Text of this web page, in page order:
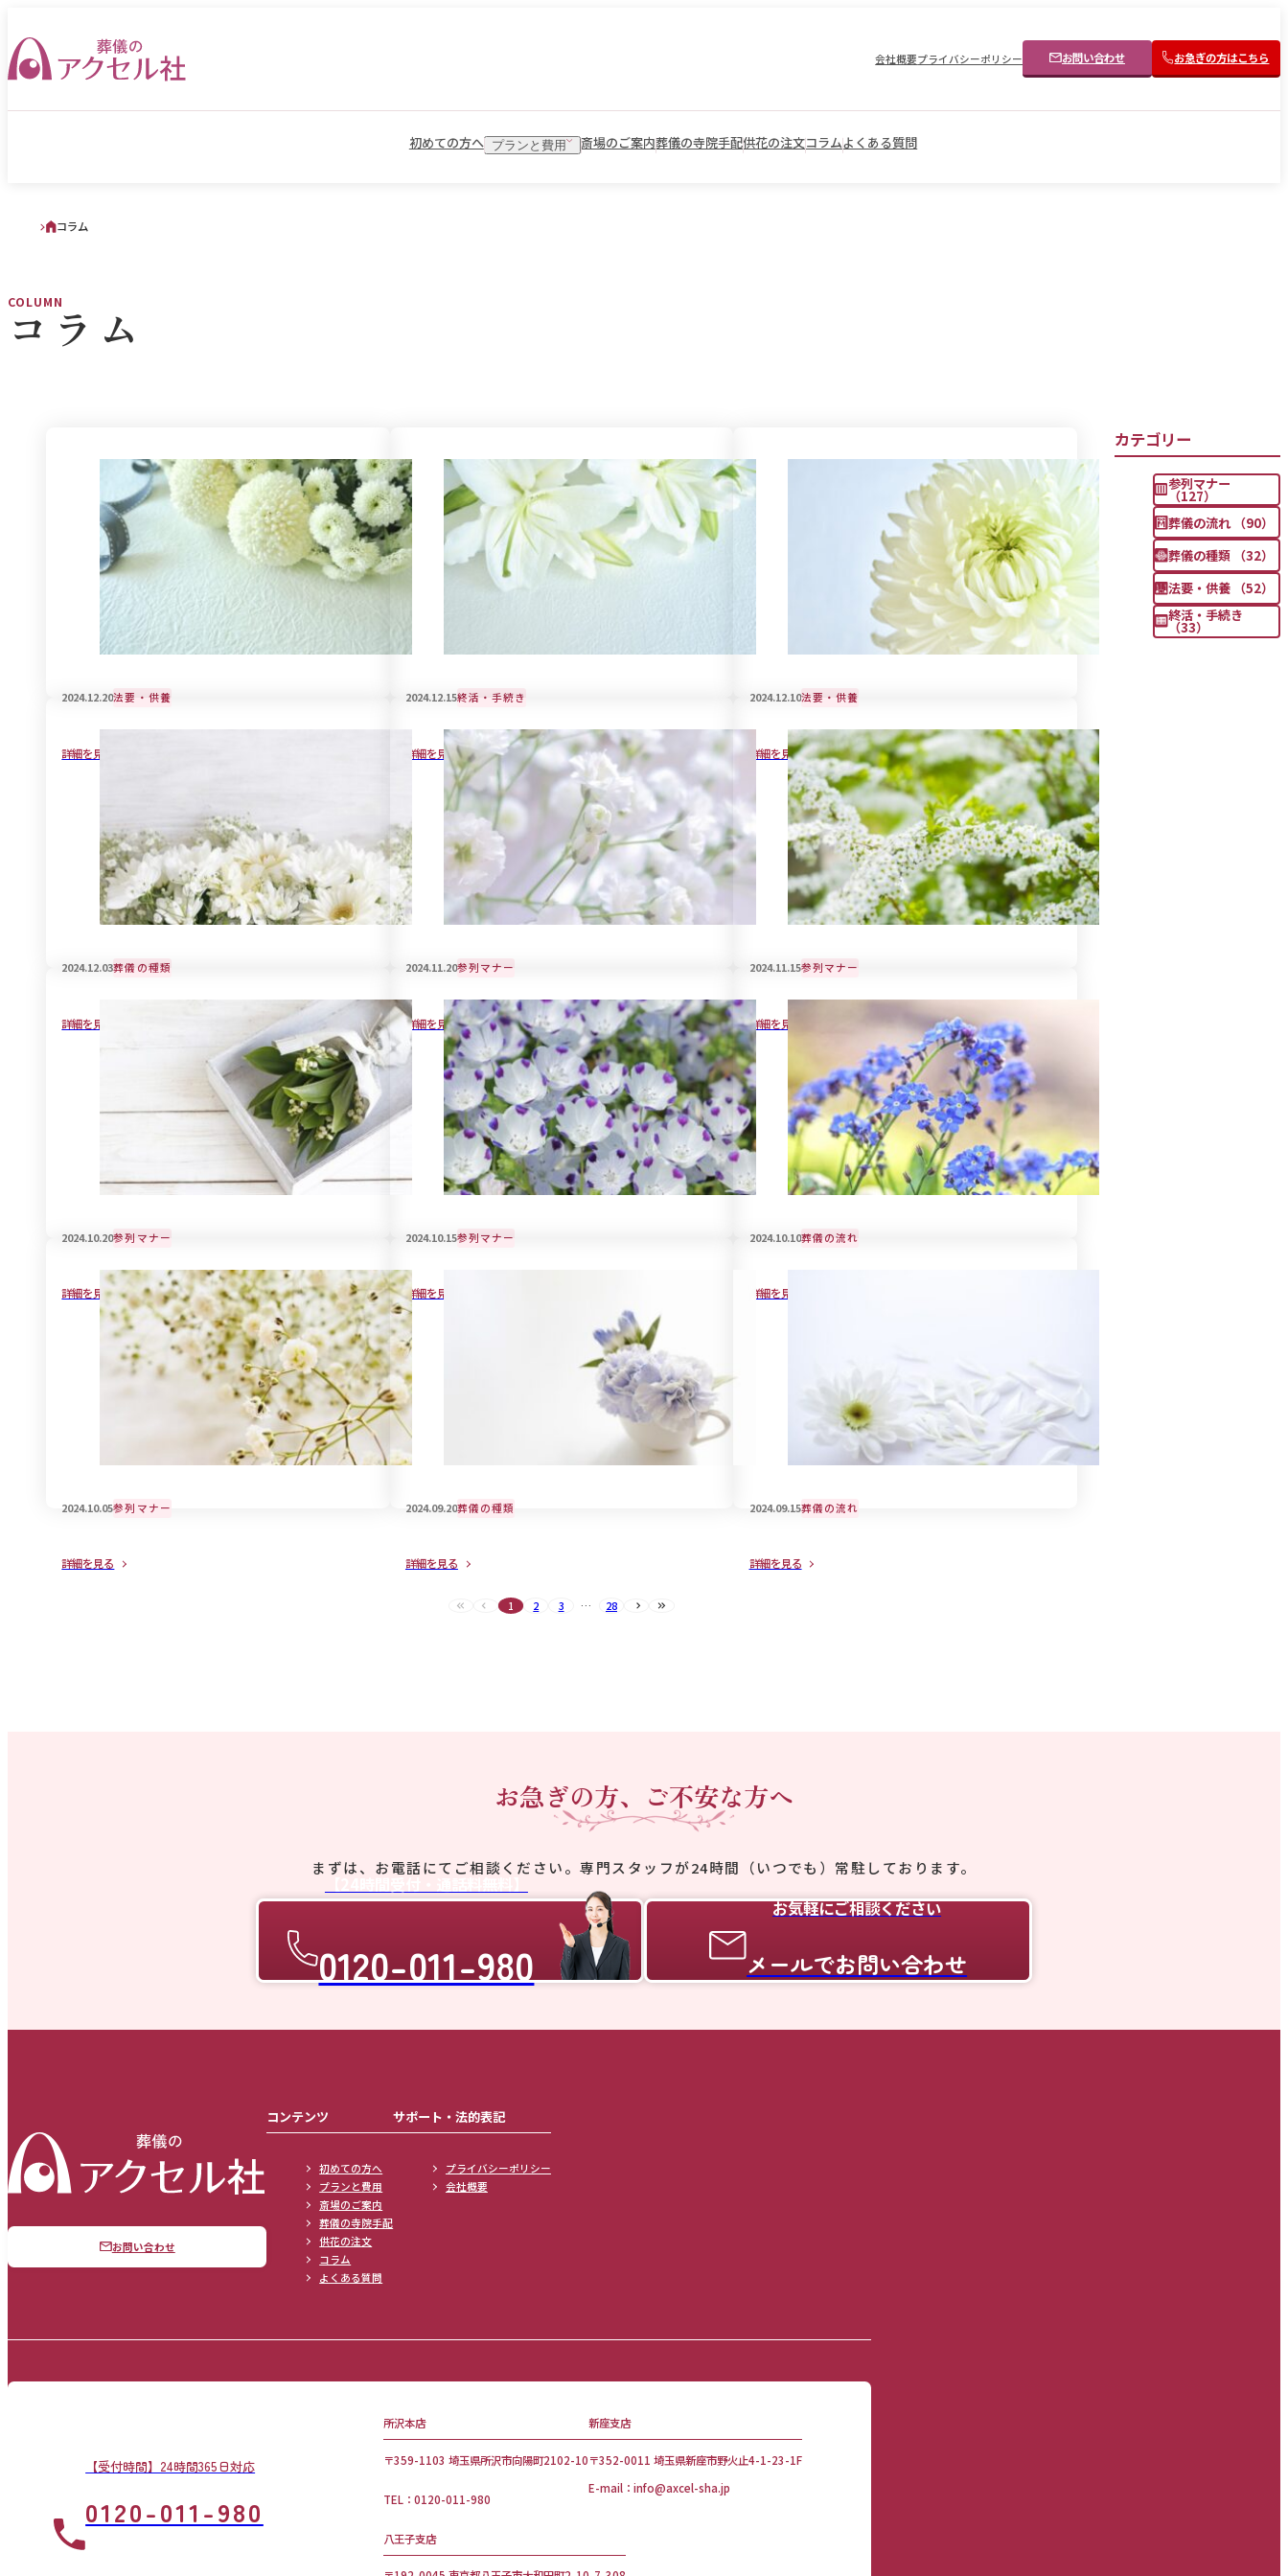
会社概要プライバシーポリシー お問い合わせ お急ぎの方はこちら
初めての方へ プランと費用 斎場のご案内葬儀の寺院手配供花の注文コラムよくある質問
コラム
COLUMN
コラム
2024.12.20法要・供養
自筆証書遺言の作成方法と大事な注意点
詳細を見る
2024.12.15終活・手続き
後悔しない遺言書の作成方法と注意点
詳細を見る
2024.12.10法要・供養
戒名をご自分で自作される際の知識と注意点
詳細を見る
2024.12.03葬儀の種類
戒名の宗教的な意義と見方について解説
詳細を見る
2024.11.20参列マナー
葬儀で身につける喪服用バックの選び方
詳細を見る
2024.11.15参列マナー
葬儀で着用する和装の知識についてご紹介
詳細を見る
2024.10.20参列マナー
知っているようで知らない喪服のお手入れ事
情：着物編
詳細を見る
2024.10.15参列マナー
赤ちゃん連れで葬儀に参列する際のマナーと
注意点
詳細を見る
2024.10.10葬儀の流れ
家族葬で受付は必要か不要か？について
詳細を見る
2024.10.05参列マナー
孫として参列する場合の香典の金額について
詳細を見る
2024.09.20葬儀の種類
意外と知らない「喪中と忌中の違い」につい
詳細を見る
2024.09.15葬儀の流れ
近年、話題のご遺族に対するグリーフケアと
詳細を見る
最初へ（現在のページ）
前へ（現在のページ）
1 2 3 … 28 次へ 最後へ
カテゴリー
参列マナー
（127）
葬儀の流れ （90）
葬儀の種類 （32）
法要・供養 （52）
終活・手続き
（33）
お急ぎの方、ご不安な方へ
まずは、お電話にてご相談ください。専門スタッフが24時間（いつでも）常駐しております。
0120-011-980
お気軽にご相談ください
メールでお問い合わせ
お問い合わせ
コンテンツ
初めての方へ
プランと費用
斎場のご案内
葬儀の寺院手配
供花の注文
コラム
よくある質問
サポート・法的表記
プライバシーポリシー
会社概要
【受付時間】24時間365日対応
0120-011-980
所沢本店
〒359-1103 埼玉県所沢市向陽町2102-10
TEL：0120-011-980
新座支店
〒352-0011 埼玉県新座市野火止4-1-23-1F
E-mail：info@axcel-sha.jp
八王子支店